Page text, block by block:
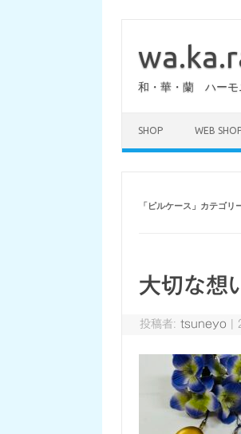
和・華・蘭 ハー
SHOP WEB
「ピルケース 」カテゴリ
大切な想
投稿者:tsuneyo